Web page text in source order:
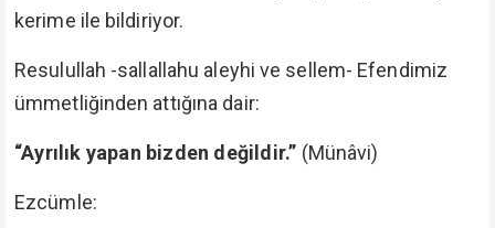
kerime ile bildiriyor.
Resulullah -sallallahu aleyhi ve sellem- Efendimiz
ümmetliğinden attığına dair:
“Ayrılık yapan bizden değildir.” (Münâvi)
Ezcümle: